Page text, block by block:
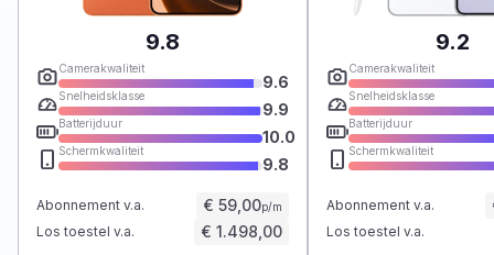
9.8
Camerakwaliteit
9.6
Snelheidsklasse
9.9
Batterijduur
10.0
Schermkwaliteit
9.8
Abonnement v.a. € 59,00p/m
Los toestel v.a. € 1.498,00
9.2
Camerakwaliteit
Snelheidsklasse
Batterijduur
Schermkwaliteit
Abonnement v.a.
Los toestel v.a.